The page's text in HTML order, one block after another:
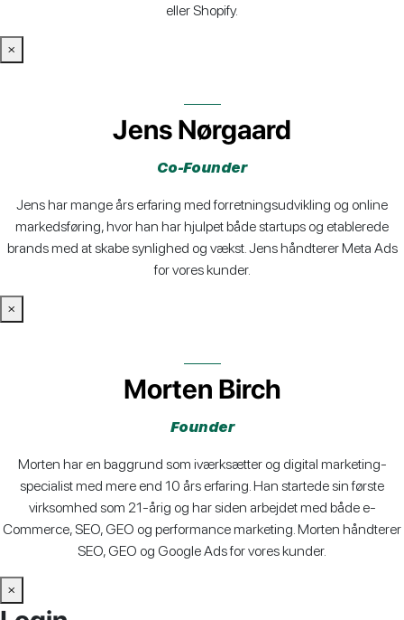
eller Shopify.
×
Jens Nørgaard
Co-Founder
Jens har mange års erfaring med forretningsudvikling og online
markedsføring, hvor han har hjulpet både startups og etablerede
brands med at skabe synlighed og vækst. Jens håndterer Meta Ads
for vores kunder.
×
Morten Birch
Founder
Morten har en baggrund som iværksætter og digital marketing-
specialist med mere end 10 års erfaring. Han startede sin første
virksomhed som 21-årig og har siden arbejdet med både e-
Commerce, SEO, GEO og performance marketing. Morten håndterer
SEO, GEO og Google Ads for vores kunder.
×